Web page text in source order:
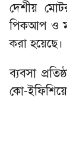
দেশীয়
পিকআপ ও
করা হয়েছে।
ব্যবসা
কো-